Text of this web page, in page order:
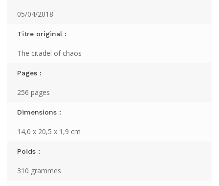
05/04/2018
Titre original :
The citadel of chaos
Pages :
256 pages
Dimensions :
14,0 x 20,5 x 1,9 cm
Poids :
310 grammes